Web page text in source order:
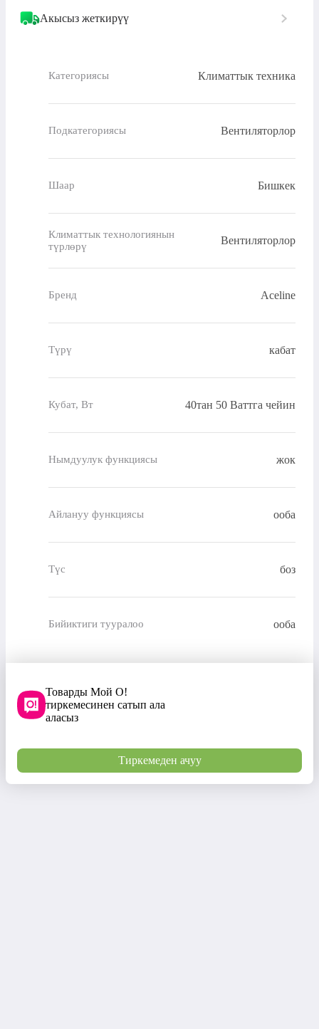
Акысыз жеткирүү
Категориясы Климаттык техника
Подкатегориясы Вентиляторлор
Шаар Бишкек
Климаттык технологиянын
түрлөрү
Вентиляторлор
Бренд Aceline
Түрү кабат
Кубат, Вт 40тан 50 Ваттга чейин
Нымдуулук функциясы жок
Айлануу функциясы ооба
Түс боз
Бийиктиги тууралоо ооба
Товарды Мой О!
тиркемесинен сатып ала
аласыз
Тиркемеден ачуу